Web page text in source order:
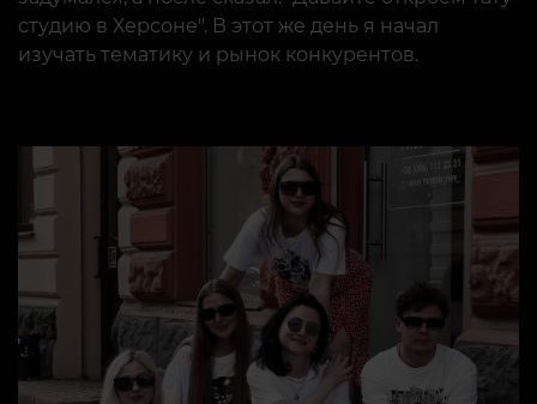
изучать тематику и рынок конкурентов.